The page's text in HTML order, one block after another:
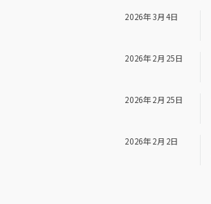
2026年3月4日
2026年2月25日
2026年2月25日
2026年2月2日